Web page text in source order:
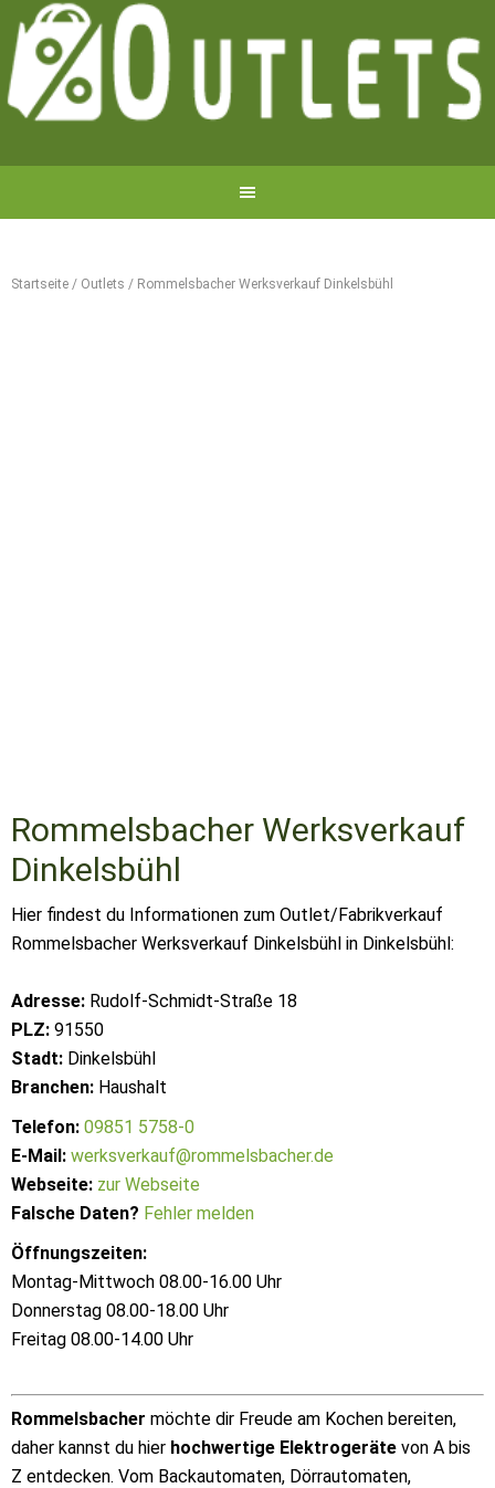
Startseite / Outlets / Rommelsbacher Werksverkauf Dinkelsbühl
Rommelsbacher Werksverkauf
Dinkelsbühl
Hier findest du Informationen zum Outlet/Fabrikverkauf
Rommelsbacher Werksverkauf Dinkelsbühl in Dinkelsbühl:
Adresse: Rudolf-Schmidt-Straße 18
PLZ: 91550
Stadt: Dinkelsbühl
Branchen: Haushalt
Telefon: 09851 5758-0
E-Mail: werksverkauf@rommelsbacher.de
Webseite: zur Webseite
Falsche Daten? Fehler melden
Öffnungszeiten:
Montag-Mittwoch 08.00-16.00 Uhr
Donnerstag 08.00-18.00 Uhr
Freitag 08.00-14.00 Uhr
Rommelsbacher möchte dir Freude am Kochen bereiten,
daher kannst du hier hochwertige Elektrogeräte von A bis
Z entdecken. Vom Backautomaten, Dörrautomaten,